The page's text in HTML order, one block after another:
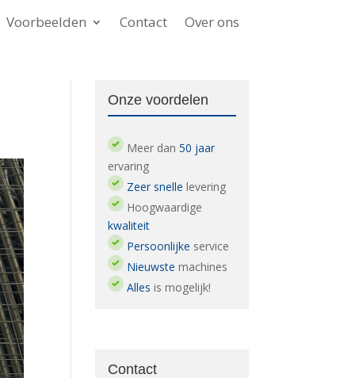
Voorbeelden Contact Over ons
Onze voordelen
Meer dan50 jaar
ervaring
Zeer snelle levering
Hoogwaardige
kwaliteit
Persoonlijke service
Nieuwste machines
Alles is mogelijk!
Contact